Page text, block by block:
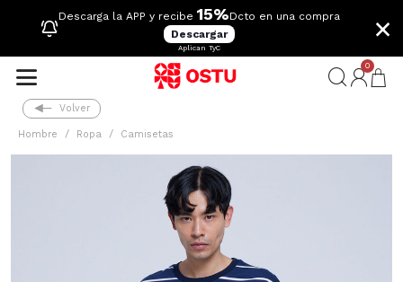
Descarga la APP y recibe 15%Dcto en una compra
Descargar
Aplican TyC
×
0
Volver
Hombre Ropa Camisetas